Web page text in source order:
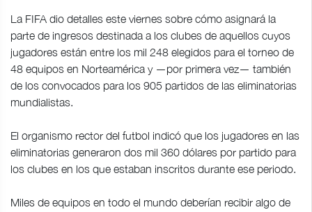
La FIFA dio detalles este viernes sobre cómo asignará la
parte de ingresos destinada a los clubes de aquellos cuyos
jugadores están entre los mil 248 elegidos para el torneo de
48 equipos en Norteamérica y —por primera vez— también
de los convocados para los 905 partidos de las eliminatorias
mundialistas.
El organismo rector del futbol indicó que los jugadores en las
eliminatorias generaron dos mil 360 dólares por partido para
los clubes en los que estaban inscritos durante ese periodo.
Miles de equipos en todo el mundo deberían recibir algo de